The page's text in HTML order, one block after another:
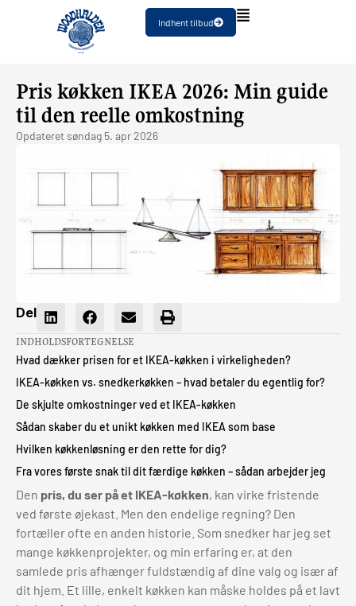
Indhent tilbud
Pris køkken IKEA 2026: Min guide
til den reelle omkostning
Opdateret søndag 5. apr 2026
Del
INDHOLDSFORTEGNELSE
Hvad dækker prisen for et IKEA-køkken i virkeligheden?
IKEA-køkken vs. snedkerkøkken – hvad betaler du egentlig for?
De skjulte omkostninger ved et IKEA-køkken
Sådan skaber du et unikt køkken med IKEA som base
Hvilken køkkenløsning er den rette for dig?
Fra vores første snak til dit færdige køkken – sådan arbejder jeg
Den pris, du ser på et IKEA-køkken, kan virke fristende
ved første øjekast. Men den endelige regning? Den
fortæller ofte en anden historie. Som snedker har jeg set
mange køkkenprojekter, og min erfaring er, at den
samlede pris afhænger fuldstændig af dine valg og især af
dit hjem. Et lille, enkelt køkken kan måske holdes på et lavt